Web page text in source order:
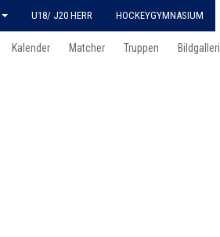
U18/ J20 HERR HOCKEYGYMNASIUM
Kalender Matcher Truppen Bildgalleri